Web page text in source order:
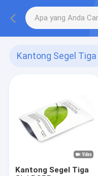
Kantong Segel Tiga
Kantong Segel Tiga